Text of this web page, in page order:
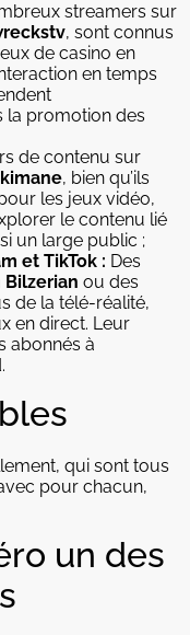
streamers sur
, sont connus
de casino en
en temps
la promotion des
de contenu sur
, bien qu’ils
les jeux vidéo,
le contenu lié
un large public ;
et TikTok : Des
Bilzerian ou des
de la télé-réalité,
en direct. Leur
abonnés à
qui sont tous
pour chacun,
un des